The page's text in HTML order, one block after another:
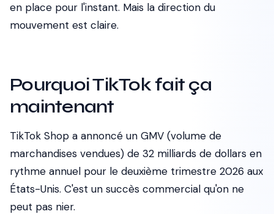
en place pour l'instant. Mais la direction du
mouvement est claire.
Pourquoi TikTok fait ça
maintenant
TikTok Shop a annoncé un GMV (volume de
marchandises vendues) de 32 milliards de dollars en
rythme annuel pour le deuxième trimestre 2026 aux
États-Unis. C'est un succès commercial qu'on ne
peut pas nier.